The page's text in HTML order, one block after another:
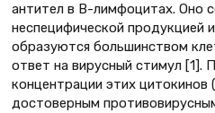
антител в В-лимфоцитах. Оно
неспецифической продукцией
образуются большинством
ответ на вирусный стимул [1].
концентрации этих цитокинов
достоверным